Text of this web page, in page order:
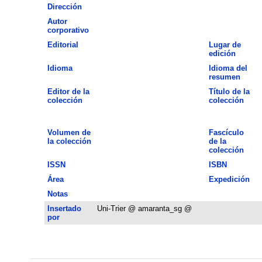
Dirección
Autor
corporativo
Editorial
Lugar de
edición
Idioma
Idioma del
resumen
Editor de la
colección
Título de la
colección
Volumen de
la colección
Fascículo
de la
colección
ISSN ISBN
Área
Expedición
Notas
Insertado
por
Uni-Trier @ amaranta_sg @